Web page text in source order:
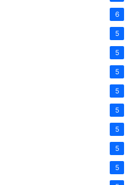
6
5
5
5
5
5
5
5
5